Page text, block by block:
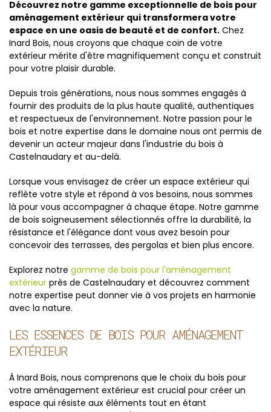
Découvrez notre gamme exceptionnelle de bois pour
aménagement extérieur qui transformera votre
espace en une oasis de beauté et de confort. Chez
Inard Bois, nous croyons que chaque coin de votre
extérieur mérite d'être magnifiquement conçu et construit
pour votre plaisir durable.
Depuis trois générations, nous nous sommes engagés à
fournir des produits de la plus haute qualité, authentiques
et respectueux de l'environnement. Notre passion pour le
bois et notre expertise dans le domaine nous ont permis de
devenir un acteur majeur dans l'industrie du bois à
Castelnaudary et au-delà.
Lorsque vous envisagez de créer un espace extérieur qui
reflète votre style et répond à vos besoins, nous sommes
là pour vous accompagner à chaque étape. Notre gamme
de bois soigneusement sélectionnés offre la durabilité, la
résistance et l'élégance dont vous avez besoin pour
concevoir des terrasses, des pergolas et bien plus encore.
Explorez notre gamme de bois pour l'aménagement
extérieur près de Castelnaudary et découvrez comment
notre expertise peut donner vie à vos projets en harmonie
avec la nature.
LES ESSENCES DE BOIS POUR AMÉNAGEMENT
EXTÉRIEUR
À Inard Bois, nous comprenons que le choix du bois pour
votre aménagement extérieur est crucial pour créer un
espace qui résiste aux éléments tout en étant